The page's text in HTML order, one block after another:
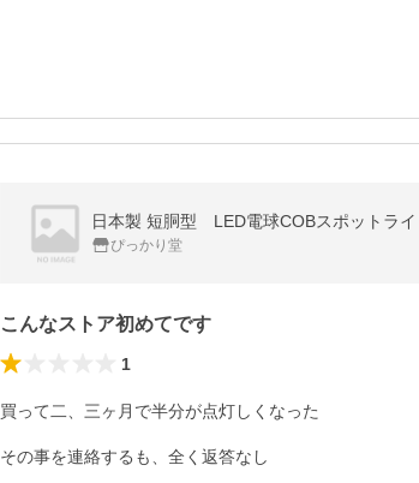
日本製 短胴型 LED電球COBスポットラ
ぴっかり堂
こんなストア初めてです
1
買って二、三ヶ月で半分が点灯しくなった
その事を連絡するも、全く返答なし